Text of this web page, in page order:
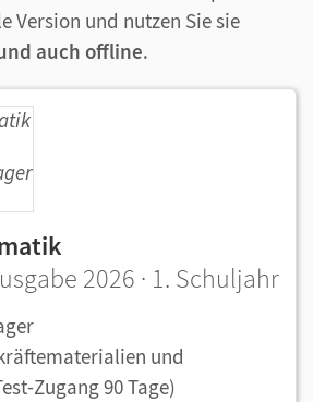
Version und nutzen Sie sie
auch offline.
2026 · 1. Schuljahr
und
Zugang 90 Tage)